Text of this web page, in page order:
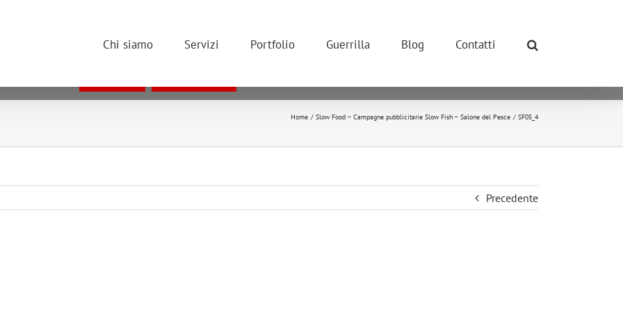
Chi siamo Servizi Portfolio Guerrilla Blog Contatti
Home Slow Food – Campagne pubblicitarie Slow Fish – Salone del Pesce SF05_4
Precedente
disattivare i cookie, leggi la nostra informativa in materia di cookie.